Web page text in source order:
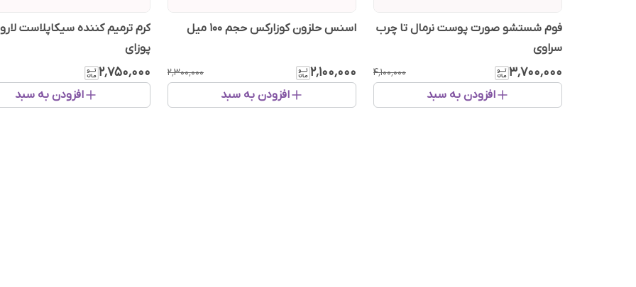
فوم شستشو صورت پوست نرمال تا چرب
سراوی
۳٬۷۰۰٬۰۰۰ ۴٬۱۰۰٬۰۰۰
افزودن به سبد
اسنس حلزون کوزارکس حجم 100 میل
۲٬۱۰۰٬۰۰۰ ۲٬۳۰۰٬۰۰۰
افزودن به سبد
کرم ترمیم کننده سیکاپلاست
پوزای
۲٬۷۵۰٬۰۰۰
افزودن به سبد